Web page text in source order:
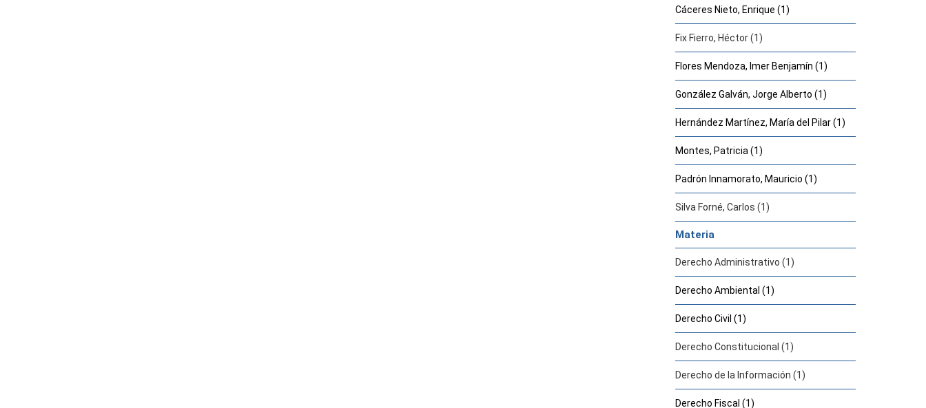
Cáceres Nieto, Enrique (1)
Fix Fierro, Héctor (1)
Flores Mendoza, Imer Benjamín (1)
González Galván, Jorge Alberto (1)
Hernández Martínez, María del Pilar (1)
Montes, Patricia (1)
Padrón Innamorato, Mauricio (1)
Silva Forné, Carlos (1)
Materia
Derecho Administrativo (1)
Derecho Ambiental (1)
Derecho Civil (1)
Derecho Constitucional (1)
Derecho de la Información (1)
Derecho Fiscal (1)